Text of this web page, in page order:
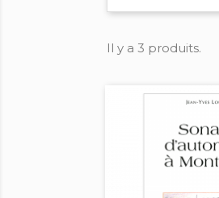
Il y a 3 produits.